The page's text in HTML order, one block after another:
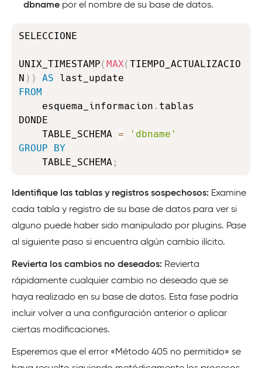
dbname por el nombre de su base de datos.
SELECCIONE
UNIX_TIMESTAMP( MAX( TIEMPO_ACTUALIZACIO
N ) ) AS
FROM
    esquema_informacion
. tablas
DONDE
    TABLE_SCHEMA
=
'dbname'
GROUP
BY
    TABLE_SCHEMA
;
Identifique las tablas y registros sospechosos: Examine
cada tabla y registro de su base de datos para ver si
alguno puede haber sido manipulado por plugins. Pase
al siguiente paso si encuentra algún cambio ilícito.
Revierta los cambios no deseados: Revierta
rápidamente cualquier cambio no deseado que se
haya realizado en su base de datos. Esta fase podría
incluir volver a una configuración anterior o aplicar
ciertas modificaciones.
Esperemos que el error «Método 405 no permitido» se